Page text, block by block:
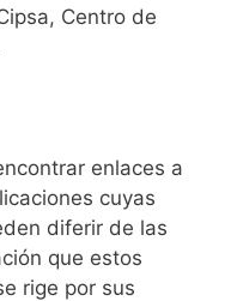
Centro de
enlaces a
cuyas
diferir de las
que estos
rige por sus